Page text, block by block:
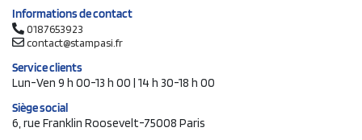
Informations de contact
0187653923
contact@stampasi.fr
Service clients
Lun-Ven 9 h 00-13 h 00 | 14 h 30-18 h 00
Siège social
6, rue Franklin Roosevelt-75008 Paris